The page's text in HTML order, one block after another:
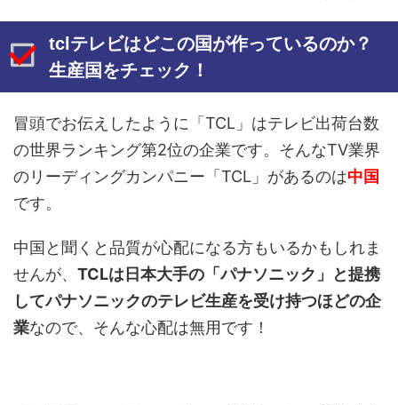
tclテレビはどこの国が作っているのか？
生産国をチェック！
冒頭でお伝えしたように「TCL」はテレビ出荷台数
の世界ランキング第2位の企業です。そんなTV業界
のリーディングカンパニー「TCL」があるのは中国
です。
中国と聞くと品質が心配になる方もいるかもしれま
せんが、 TCLは日本大手の「パナソニック」と提携
してパナソニックのテレビ生産を受け持つほどの企
業なので、そんな心配は無用です！